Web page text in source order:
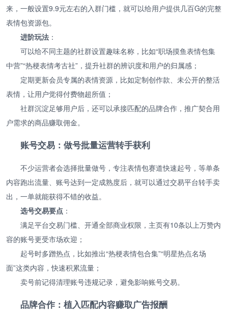
来，一般设置9.9元左右的入群门槛，就可以给用户提供几百G的完整
表情包资源包。
进阶玩法 ：
可以给不同主题的社群设置趣味名称，比如“职场摸鱼表情包集
中营”“热梗表情考古社”，提升社群的辨识度和用户的归属感；
定期更新会员专属的表情资源，比如定制创作款、未公开的整活
表情，让用户觉得付费物超所值；
社群沉淀足够用户后，还可以承接匹配的品牌合作，推广契合用
户需求的商品赚取佣金。
账号交易：做号批量运营转手获利
不少运营者会选择批量做号，专注表情包赛道快速起号，等单条
内容跑出流量、账号达到一定成熟度后，就可以通过交易平台转手卖
出，一单就能获得不错的收益。
选号交易要点 ：
满足平台交易门槛、开通全部商业权限，主页有10条以上万赞内
容的账号更受市场欢迎；
起号时多蹭热点，比如推出“热梗表情包合集”“明星热点名场
面”这类内容，快速积累流量；
卖号前记得清理账号违规记录，避免影响账号交易。
品牌合作：植入匹配内容赚取广告报酬